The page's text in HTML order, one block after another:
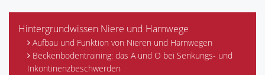
Hintergrundwissen Niere und Harnwege
Aufbau und Funktion von Nieren und Harnwegen
Beckenbodentraining: das A und O bei Senkungs- und
Inkontinenzbeschwerden